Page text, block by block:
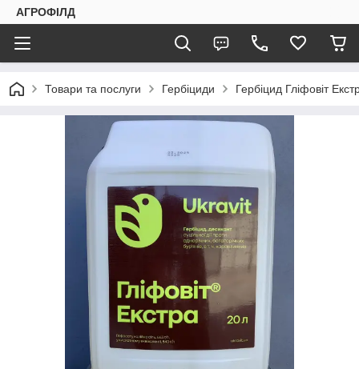
АГРОФІЛД
Товари та послуги Гербіциди Гербіцид Гліфовіт